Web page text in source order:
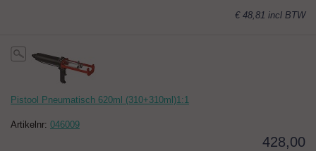
€ 48,81 incl BTW
Pistool Pneumatisch 620ml (310+310ml)1:1
Artikelnr: 046009
428,00